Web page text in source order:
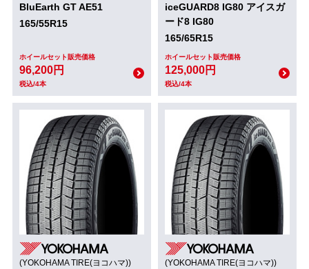
BluEarth GT AE51
165/55R15
ホイールセット販売価格
96,200円
税込/4本
iceGUARD8 IG80 アイスガ
ード8 IG80
165/65R15
ホイールセット販売価格
125,000円
税込/4本
(YOKOHAMA TIRE(ヨコハマ)) (YOKOHAMA TIRE(ヨコハマ))